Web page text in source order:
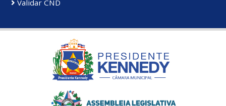
Validar CND